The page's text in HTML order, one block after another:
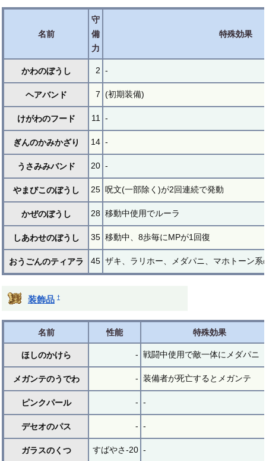
名前
守
備
力
特殊効果
かわのぼうし 2 -
ヘアバンド 7 (初期装備)
けがわのフード 11 -
ぎんのかみかざり 14 -
うさみみバンド 20 -
やまびこのぼうし 25 呪文(一部除く)が2回連続で発動
かぜのぼうし 28 移動中使用でルーラ
しあわせのぼうし 35 移動中、8歩毎にMPが1回復
おうごんのティアラ 45 ザキ、ラリホー、メダパニ、マホトーン
装飾品 †
名前 性能 特殊効果
ほしのかけら - 戦闘中使用で敵一体にメダパニ
メガンテのうでわ - 装備者が死亡するとメガンテ
ピンクパール - -
デセオのパス - -
ガラスのくつ すばやさ-20 -